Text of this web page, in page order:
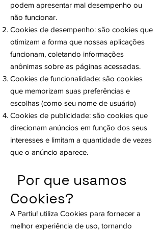
podem apresentar mal desempenho ou
não funcionar.
Cookies de desempenho: são cookies que
otimizam a forma que nossas aplicações
funcionam, coletando informações
anônimas sobre as páginas acessadas.
Cookies de funcionalidade: são cookies
que memorizam suas preferências e
escolhas (como seu nome de usuário)
Cookies de publicidade: são cookies que
direcionam anúncios em função dos seus
interesses e limitam a quantidade de vezes
que o anúncio aparece.
Por que usamos
Cookies?
A Partiu! utiliza Cookies para fornecer a
melhor experiência de uso, tornando